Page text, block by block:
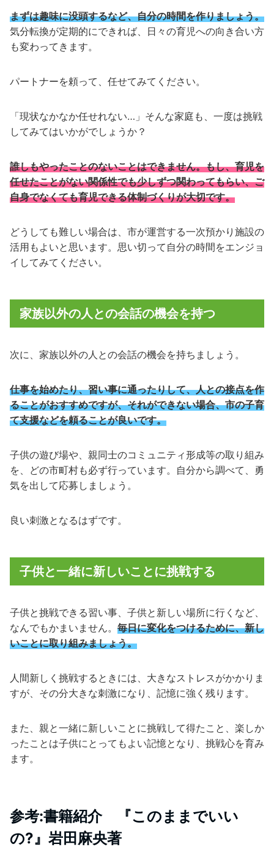
まずは趣味に没頭するなど、自分の時間を作りましょう。
気分転換が定期的にできれば、日々の育児への向き合い方
も変わってきます。
パートナーを頼って、任せてみてください。
「現状なかなか任せれない…」そんな家庭も、一度は挑戦
してみてはいかがでしょうか？
誰しもやったことのないことはできません。もし、育児を
任せたことがない関係性でも少しずつ関わってもらい、ご
自身でなくても育児できる体制づくりが大切です。
どうしても難しい場合は、市が運営する一次預かり施設の
活用もよいと思います。思い切って自分の時間をエンジョ
イしてみてください。
家族以外の人との会話の機会を持つ
次に、家族以外の人との会話の機会を持ちましょう。
仕事を始めたり、習い事に通ったりして、人との接点を作
ることがおすすめですが、それができない場合、市の子育
て支援などを頼ることが良いです。
子供の遊び場や、親同士のコミュニティ形成等の取り組み
を、どの市町村も必ず行っています。自分から調べて、勇
気を出して応募しましょう。
良い刺激となるはずです。
子供と一緒に新しいことに挑戦する
子供と挑戦できる習い事、子供と新しい場所に行くなど、
なんでもかまいません。 毎日に変化をつけるために、新し
いことに取り組みましょう。
人間新しく挑戦するときには、大きなストレスがかかりま
すが、その分大きな刺激になり、記憶に強く残ります。
また、親と一緒に新しいことに挑戦して得たこと、楽しか
ったことは子供にとってもよい記憶となり、挑戦心を育み
ます。
参考:書籍紹介 『このままでいい
の?』岩田麻央著